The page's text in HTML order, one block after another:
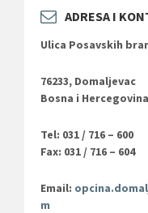
ADRESA I
Ulica Posavskih
76233, Domaljevac
Bosna i Hercegovina
Tel: 031 / 716 – 600
Fax: 031 / 716 – 604
Email:
m